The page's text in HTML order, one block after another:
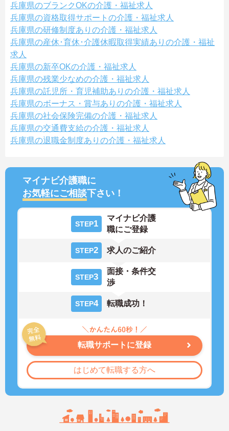
兵庫県のブランクOKの介護・福祉求人
兵庫県の資格取得サポートの介護・福祉求人
兵庫県の研修制度ありの介護・福祉求人
兵庫県の産休･育休･介護休暇取得実績ありの介護・福祉
求人
兵庫県の新卒OKの介護・福祉求人
兵庫県の残業少なめの介護・福祉求人
兵庫県の託児所・育児補助ありの介護・福祉求人
兵庫県のボーナス・賞与ありの介護・福祉求人
兵庫県の社会保険完備の介護・福祉求人
兵庫県の交通費支給の介護・福祉求人
兵庫県の退職金制度ありの介護・福祉求人
マイナビ介護職に
お気軽にご相談下さい！
STEP1
マイナビ介護
職にご登録
STEP2 求人のご紹介
STEP3
面接・条件交
渉
STEP4 転職成功！
転職サポートに登録
はじめて転職する方へ